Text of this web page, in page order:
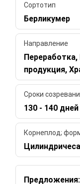
Сортотип
Берликумер
Направление
Переработка,
продукция,
Сроки
130 - 140 дней
Корнеплод;